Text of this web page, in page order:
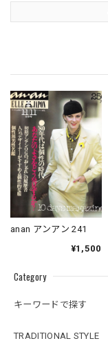
Category
キーワードで探す
TRADITIONAL STYLE
anan アンアン 241
¥1,500